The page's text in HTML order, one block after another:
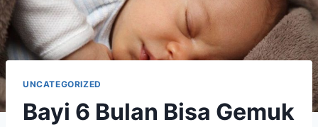
UNCATEGORIZED
Bayi 6 Bulan Bisa Gemuk